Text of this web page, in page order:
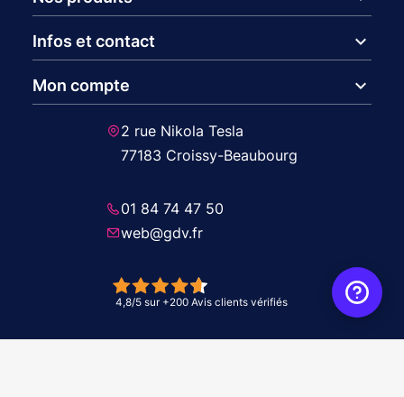
Infos et contact expand_more
Mon compte expand_more
2 rue Nikola Tesla
77183 Croissy-Beaubourg
01 84 74 47 50
web@gdv.fr